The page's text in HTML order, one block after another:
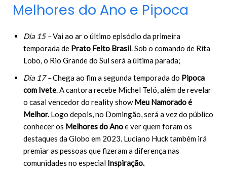
Melhores do Ano e Pipoca
Dia 15 –Vai ao ar o último episódio da primeira
temporada de Prato Feito Brasil. Sob o comando de Rita
Lobo, o Rio Grande do Sul será a última parada;
Dia 17 –Chega ao fim a segunda temporada do Pipoca
com Ivete. A cantora recebe Michel Teló, além de revelar
o casal vencedor do reality showMeu Namorado é
Melhor.Logo depois, no Domingão, será a vez do público
conhecer os Melhores do Anoe ver quem foram os
destaques da Globo em 2023. Luciano Huck também irá
premiar as pessoas que fizeram a diferença nas
comunidades no especial Inspiração.